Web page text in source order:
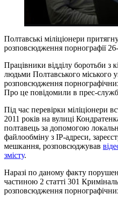
Полтавські міліціонери
розповсюдження порнографії
Працівники відділу боротьби з
людьми Полтавського міського
розповсюдження
Про це повідомили в прес-службі
Під час перевірки міліціонери
2011 років на вулиці
полтавець за допомогою
файлообміну з ІР-адреси,
мешкання, розповсюджував
змісту.
Наразі по даному факту
частиною 2 статті 301
розповсюдження